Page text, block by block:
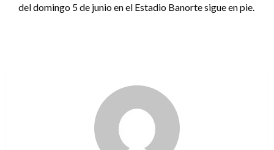
del domingo 5 de junio en el Estadio Banorte sigue en pie.